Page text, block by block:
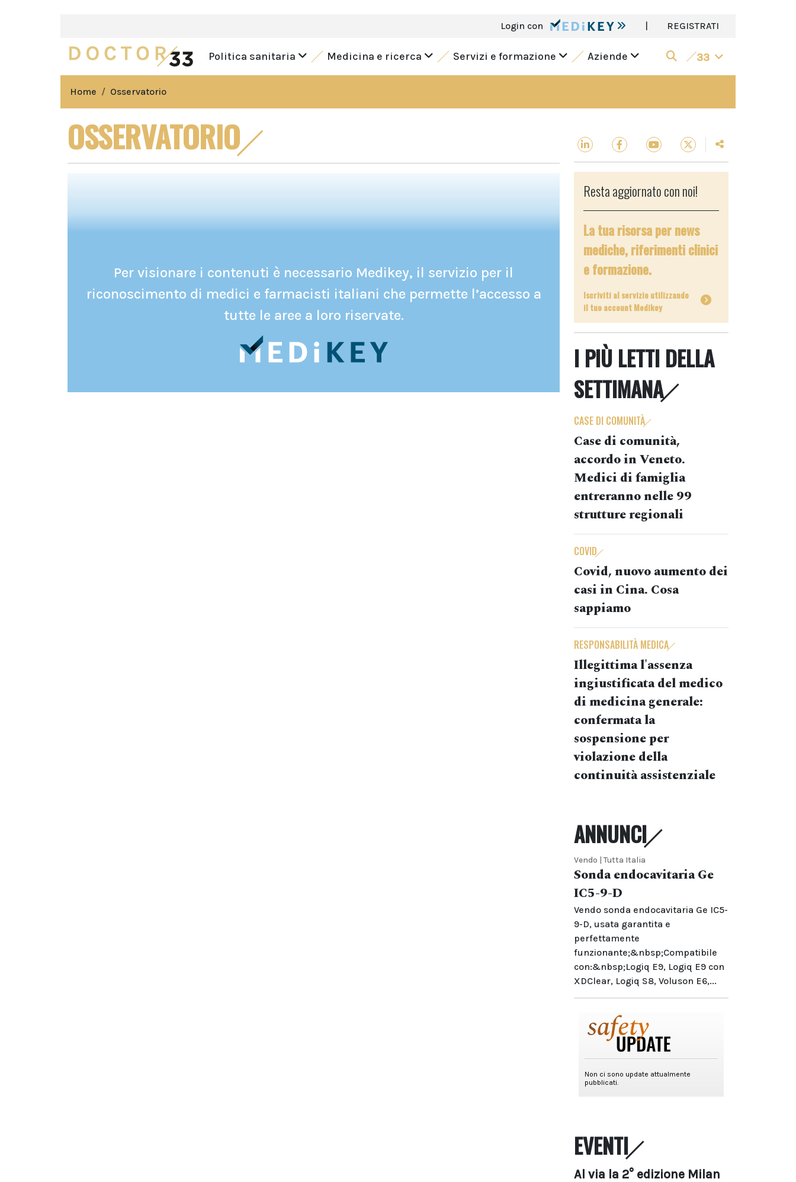
Login con | REGISTRATI
Politica sanitaria Medicina e ricerca Servizi e formazione Aziende 33
Home Osservatorio
OSSERVATORIO
Per visionare i contenuti è necessario Medikey, il servizio per il
riconoscimento di medici e farmacisti italiani che permette l’accesso a
tutte le aree a loro riservate.
Resta aggiornato con noi!
La tua risorsa per news
mediche, riferimenti clinici
e formazione.
Iscriviti al servizio utilizzando
il tuo account Medikey
I PIÙ LETTI DELLA
SETTIMANA
CASE DI COMUNITÀ
Case di comunità,
accordo in Veneto.
Medici di famiglia
entreranno nelle 99
strutture regionali
COVID
Covid, nuovo aumento dei
casi in Cina. Cosa
sappiamo
RESPONSABILITÀ MEDICA
Illegittima l'assenza
ingiustificata del medico
di medicina generale:
confermata la
sospensione per
violazione della
continuità assistenziale
ANNUNCI
Vendo | Tutta Italia
Sonda endocavitaria Ge
IC5-9-D
Vendo sonda endocavitaria Ge IC5-
9-D, usata garantita e
perfettamente
funzionante;&nbsp;Compatibile
con:&nbsp;Logiq E9, Logiq E9 con
XDClear, Logiq S8, Voluson E6,...
EVENTI
Al via la 2° edizione Milan